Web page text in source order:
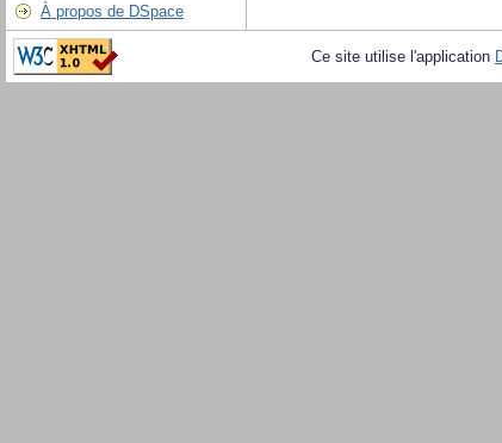
À propos de DSpace
Ce site utilise l'application